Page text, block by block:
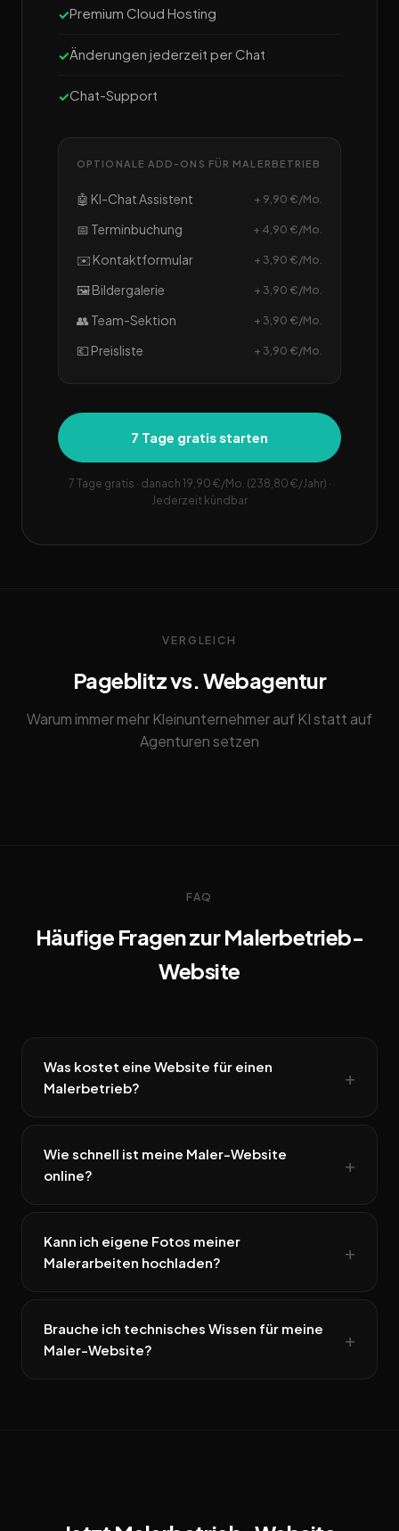
Premium Cloud Hosting
Änderungen jederzeit per Chat
Chat-Support
OPTIONALE ADD-ONS FÜR MALERBETRIEB
🤖 KI-Chat Assistent + 9,90 €/Mo.
📅 Terminbuchung + 4,90 €/Mo.
✉️ Kontaktformular + 3,90 €/Mo.
🖼️ Bildergalerie + 3,90 €/Mo.
👥 Team-Sektion + 3,90 €/Mo.
💶 Preisliste + 3,90 €/Mo.
7 Tage gratis starten
7 Tage gratis · danach 19,90 €/Mo. (238,80 €/Jahr) ·
Jederzeit kündbar
VERGLEICH
Pageblitz vs. Webagentur
Warum immer mehr Kleinunternehmer auf KI statt auf
Agenturen setzen
FAQ
Häufige Fragen zur Malerbetrieb-
Website
Was kostet eine Website für einen
Malerbetrieb?
Wie schnell ist meine Maler-Website
online?
Kann ich eigene Fotos meiner
Malerarbeiten hochladen?
Brauche ich technisches Wissen für meine
Maler-Website?